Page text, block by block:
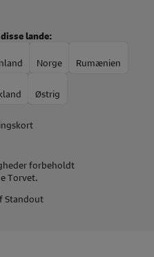
lande:
Norge Rumænien
Østrig
forbeholdt
Torvet.
Standout